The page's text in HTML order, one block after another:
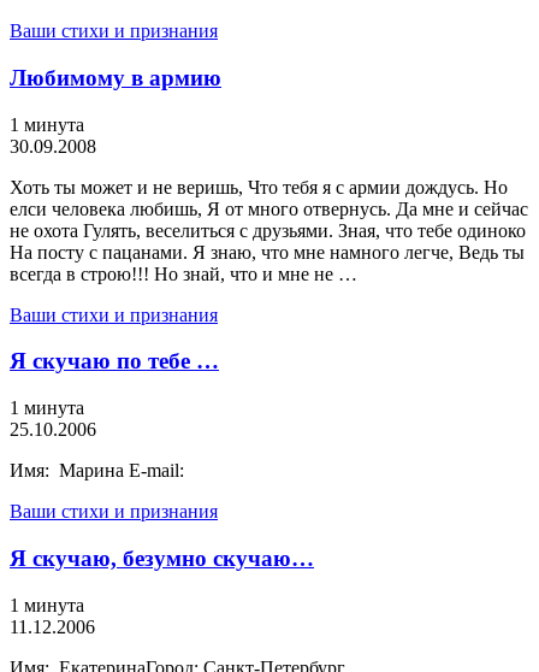
Ваши стихи и признания
Любимому в армию
1 минута
30.09.2008
Хоть ты может и не веришь, Что тебя я с армии дождусь. Но
елси человека любишь, Я от много отвернусь. Да мне и сейчас
не охота Гулять, веселиться с друзьями. Зная, что тебе одиноко
На посту с пацанами. Я знаю, что мне намного легче, Ведь ты
всегда в строю!!! Но знай, что и мне не …
Ваши стихи и признания
Я скучаю по тебе …
1 минута
25.10.2006
Имя: Марина E-mail:
Ваши стихи и признания
Я скучаю, безумно скучаю…
1 минута
11.12.2006
Имя: ЕкатеринаГород: Санкт-Петербург